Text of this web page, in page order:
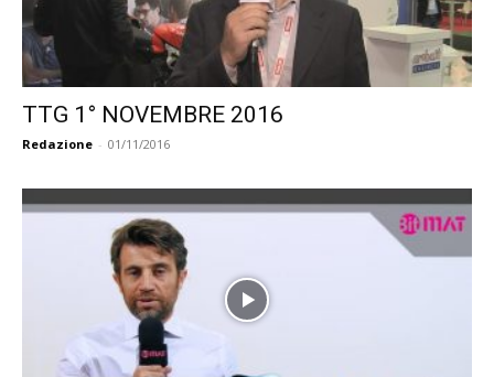
TTG 1° NOVEMBRE 2016
Redazione - 01/11/2016